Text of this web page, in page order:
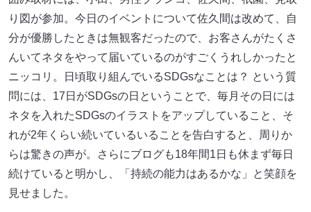
り図が参加。今日のイベントについて佐久間は改めて、自
分が優勝したときは無観客だったので、お客さんがたくさ
んいてネタをやって届いているのがすごくうれしかったと
ニッコリ。日頃取り組んでいるSDGsなことは？ という質
問には、17日がSDGsの日ということで、毎月その日には
ネタを入れたSDGsのイラストをアップしていること、そ
れが2年くらい続いているいることを告白すると、周りか
らは驚きの声が。さらにブログも18年間1日も休まず毎日
続けていると明かし、「持続の能力はあるかな」と笑顔を
見せました。